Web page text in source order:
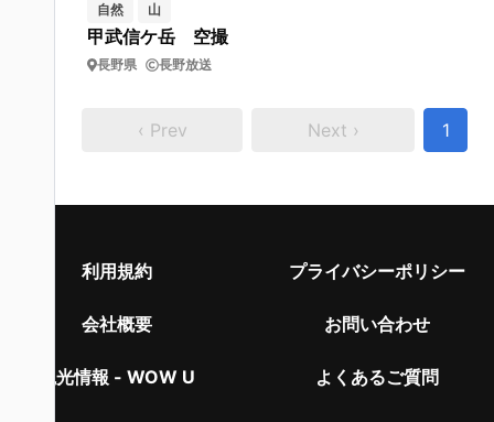
自然 山
甲武信ケ岳 空撮
長野県 長野放送
‹ Prev Next › 1
利用規約 プライバシーポリシー
会社概要 お問い合わせ
観光情報 - WOW U よくあるご質問